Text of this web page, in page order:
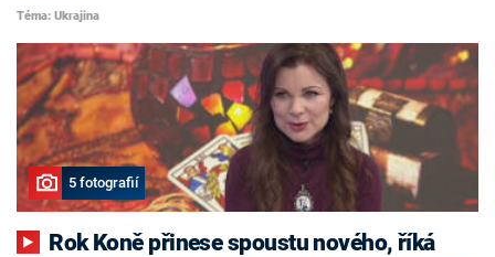
Téma: Ukrajina
5 fotografií